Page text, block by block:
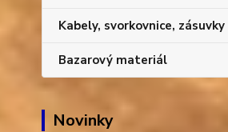
Kabely, svorkovnice, zásuvky
Bazarový materiál
Novinky